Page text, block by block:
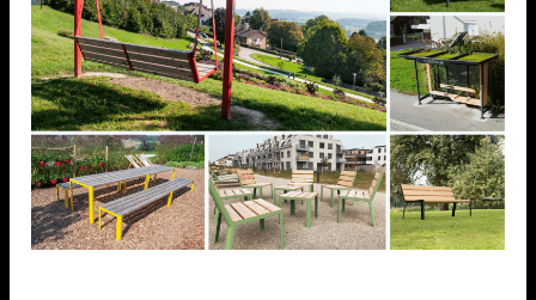
M8X25 AISI304,
VIS A TeTE CYLINDRIQUE M8X25 AISI304,
AJOUTER À MA LISTE